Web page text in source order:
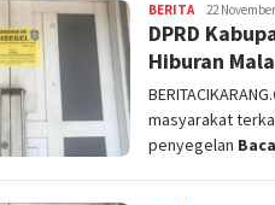
BERITAadmin
22
DPRD
Hiburan
masyarakat
penyegelan